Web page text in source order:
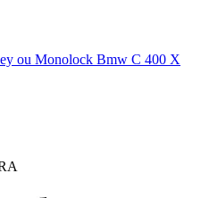
ou Monolock Bmw C 400 X